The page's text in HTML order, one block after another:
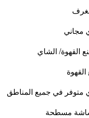
مجاني
القهوة/ الشاي
متوفر في جميع المناطق
مسطحة